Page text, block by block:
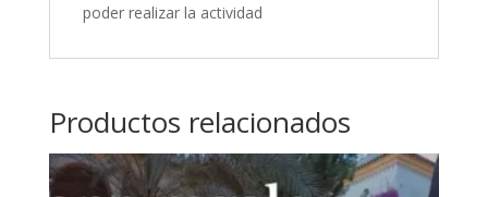
poder realizar la actividad
Productos relacionados